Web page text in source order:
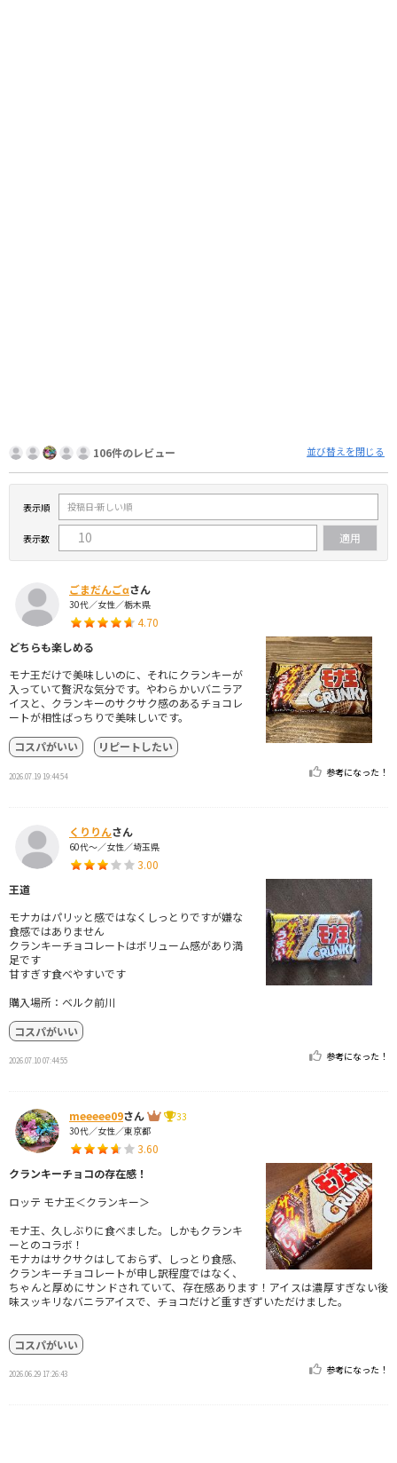
106件のレビュー 並び替えを閉じる
表示順
表示数
ごまだんごαさん
30代／女性／栃木県
4.70
どちらも楽しめる
モナ王だけで美味しいのに、それにクランキーが
入っていて贅沢な気分です。やわらかいバニラア
イスと、クランキーのサクサク感のあるチョコレ
ートが相性ばっちりで美味しいです。
コスパがいい
リピートしたい
2026.07.19 19:44:54 参考になった！
くりりんさん
60代～／女性／埼玉県
3.00
王道
モナカはパリッと感ではなくしっとりですが嫌な
食感ではありません
クランキーチョコレートはボリューム感があり満
足です
甘すぎす食べやすいです
購入場所：ベルク前川
コスパがいい
2026.07.10 07:44:55 参考になった！
meeeee09さん
33
30代／女性／東京都
3.60
クランキーチョコの存在感！
ロッテ モナ王＜クランキー＞
モナ王、久しぶりに食べました。しかもクランキ
ーとのコラボ！
モナカはサクサクはしておらず、しっとり食感、
クランキーチョコレートが申し訳程度ではなく、
ちゃんと厚めにサンドされていて、存在感あります！アイスは濃厚すぎない後
味スッキリなバニラアイスで、チョコだけど重すぎずいただけました。
コスパがいい
2026.06.29 17:26:43 参考になった！